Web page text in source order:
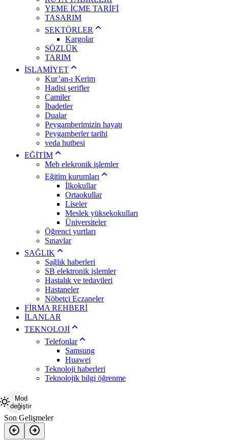
YEME İÇME TARİFİ
TASARIM
SEKTÖRLER
Kargolar
SÖZLÜK
TARIM
İSLAMİYET
Kur’an-ı Kerim
Hadisi şerifler
Camiler
İbadetler
Dualar
Peygamberimizin hayatı
Peygamberler tarihi
veda hutbesi
EĞİTİM
Meb elekronik işlemler
Eğitim kurumları
İlkokullar
Ortaokullar
Liseler
Meslek yüksekokulları
Üniversiteler
Öğrenci yurtları
Sınavlar
SAĞLIK
Sağlık haberleri
SB elektronik işlemler
Hastalık ve tedavileri
Hastaneler
Nöbetçi Eczaneler
FİRMA REHBERİ
İLANLAR
TEKNOLOJİ
Telefonlar
Samsung
Huawei
Teknoloji haberleri
Teknolojik bilgi öğrenme
Mod
değiştir
Son Gelişmeler